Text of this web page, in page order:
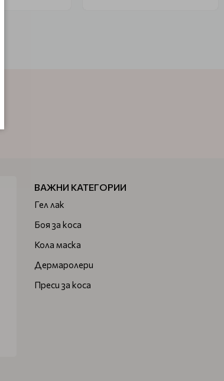
ВАЖНИ КАТЕГОРИИ
Гел лак
Боя за коса
Кола маска
Дермаролери
Преси за коса